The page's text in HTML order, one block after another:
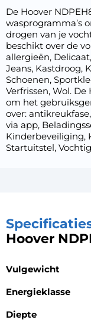
De Hoover
wasprogramma’s
drogen van je
beschikt over de
allergieën,
Jeans, Kastdroog,
Schoenen,
Verfrissen, Wol. De
om het
over:
via app,
Kinderbeveiliging,
Startuitstel,
Hoover
Vulgewicht
Energieklasse
Diepte